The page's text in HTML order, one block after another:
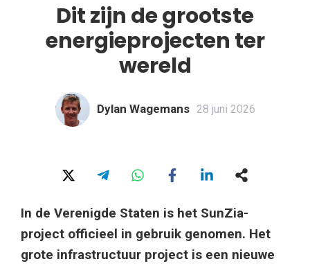
Dit zijn de grootste
energieprojecten ter
wereld
Dylan Wagemans 28 juni 2026
In de Verenigde Staten is het SunZia-
project officieel in gebruik genomen. Het
grote infrastructuur project is een nieuwe